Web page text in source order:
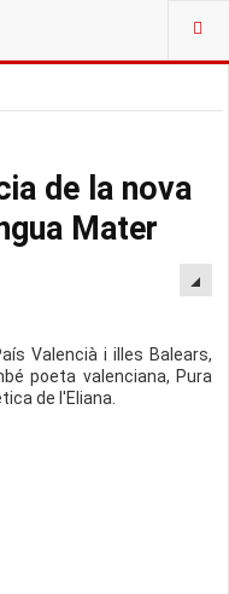
de la nova
Mater
Valencià i illes Balears,
poeta valenciana, Pura
de l'Eliana.